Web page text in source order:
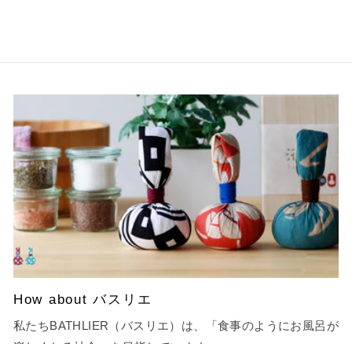
How about バスリエ
私たちBATHLIER（バスリエ）は、「食事のようにお風呂が